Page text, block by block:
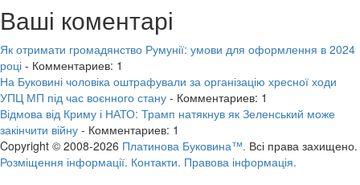
Ваші коментарі
Як отримати громадянство Румунії: умови для оформлення в 2024
році - Комментариев: 1
На Буковині чоловіка оштрафували за організацію хресної ходи
УПЦ МП під час воєнного стану - Комментариев: 1
Відмова від Криму і НАТО: Трамп натякнув як Зеленський може
закінчити війну - Комментариев: 1
Copyright © 2008-2026 Платинова Буковина™. Всі права захищено.
Розміщення інформації. Контакти. Правова інформація.